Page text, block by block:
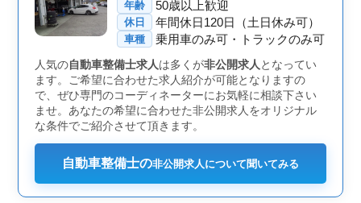
っております。 経験を活かし、快適なバイク利用をサ
ポートする、やりがいあるお仕事です。
年齢 50歳以上歓迎
休日 年間休日120日（土日休み可）
車種 乗用車のみ可・トラックのみ可
人気の自動車整備士求人は多くが非公開求人となってい
ます。ご希望に合わせた求人紹介が可能となりますの
で、ぜひ専門のコーディネーターにお気軽に相談下さい
ませ。あなたの希望に合わせた非公開求人をオリジナル
な条件でご紹介させて頂きます。
自動車整備士の非公開求人について聞いてみる